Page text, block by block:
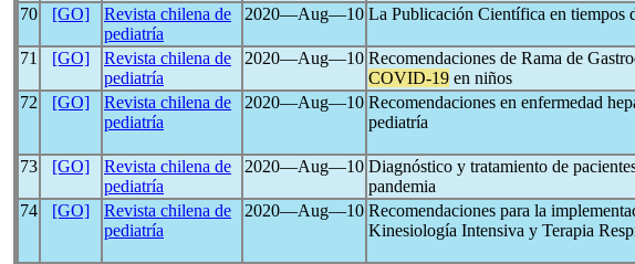
70
[GO]
Revista chilena de
pediatría
2020―Aug―10 La Publicación Científica en tiempos
71 [GO]
Revista chilena de
pediatría
2020―Aug―10 Recomendaciones de Rama de
COVID-19 en niños
72
[GO]
Revista chilena de
pediatría
2020―Aug―10 Recomendaciones en enfermedad
pediatría
73
[GO]
Revista chilena de
pediatría
2020―Aug―10 Diagnóstico y tratamiento de
pandemia
74
[GO]
Revista chilena de
pediatría
2020―Aug―10 Recomendaciones para la
Kinesiología Intensiva y Terapia